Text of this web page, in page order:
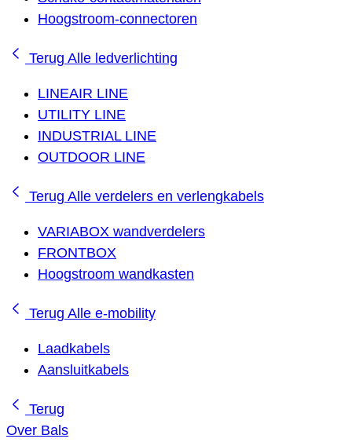
Hoogstroom-connectoren
Terug Alle ledverlichting
LINEAIR LINE
UTILITY LINE
INDUSTRIAL LINE
OUTDOOR LINE
Terug Alle verdelers en verlengkabels
VARIABOX wandverdelers
FRONTBOX
Hoogstroom wandkasten
Terug Alle e-mobility
Laadkabels
Aansluitkabels
Terug
Over Bals